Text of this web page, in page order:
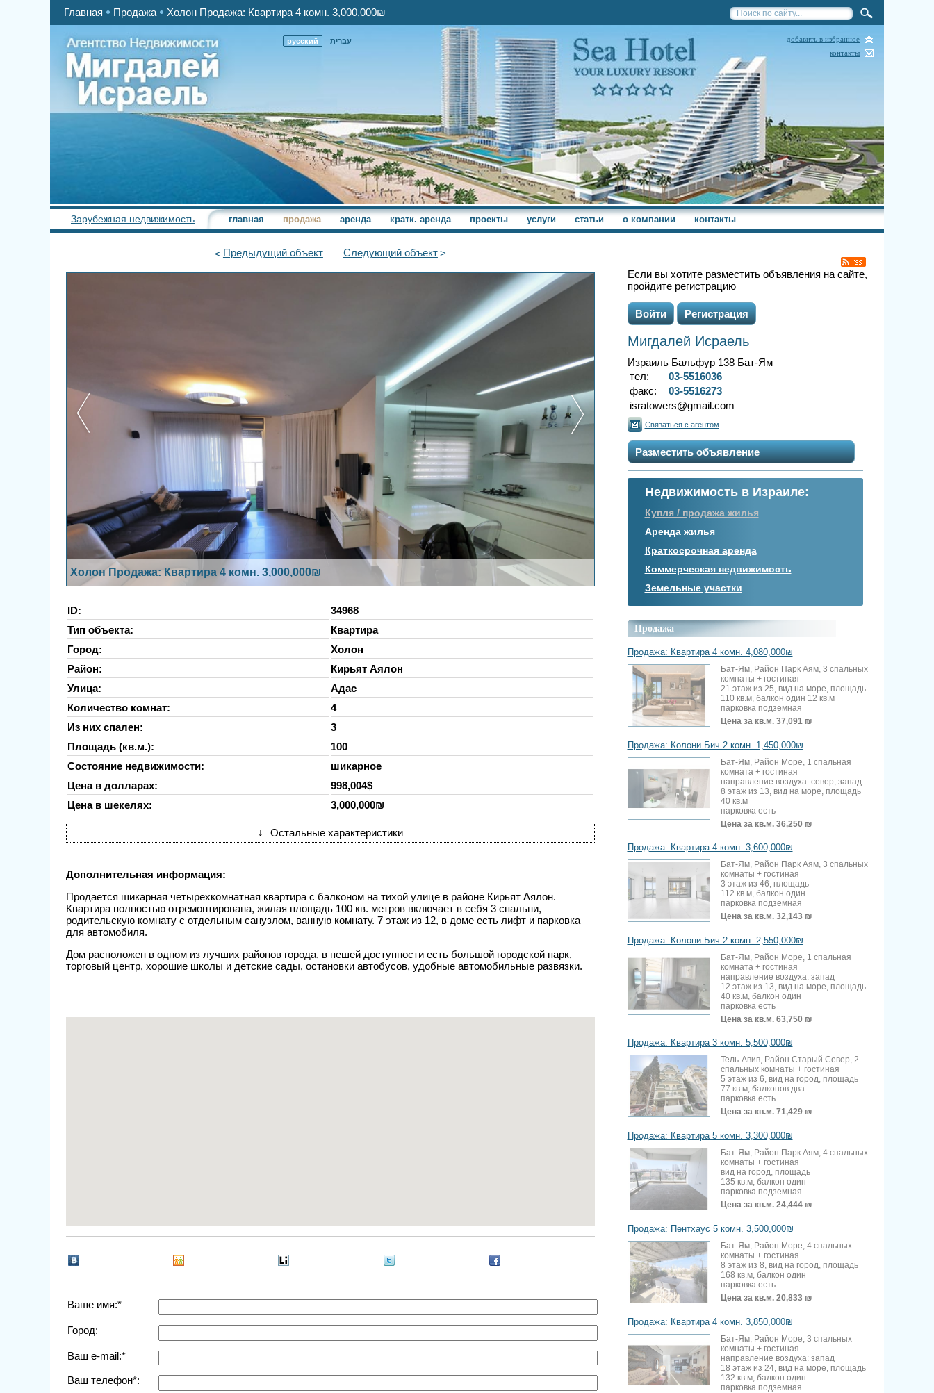
Главная Продажа Холон Продажа: Квартира 4 комн. 3,000,000₪
עברית русский
добавить в избранное
контакты
Зарубежная недвижимость главная продажа аренда кратк. аренда проекты услуги статьи о компании контакты
Предыдущийобъект Следующийобъект
Холон Продажа: Квартира 4 комн. 3,000,000₪
ID:
34968
Тип объекта:
Квартира
Город:
Холон
Район:
Кирьят Аялон
Улица:
Адас
Количество комнат:
4
Из них спален:
3
Площадь (кв.м.):
100
Состояние недвижимости:
шикарное
Цена в долларах:
998,004$
Цена в шекелях:
3,000,000₪
↓ Остальные характеристики
Дополнительная информация:
Продается шикарная четырехкомнатная квартира с балконом на тихой улице в районе Кирьят Аялон.
Квартира полностью отремонтирована, жилая площадь 100 кв. метров включает в себя 3 спальни,
родительскую комнату с отдельным санузлом, ванную комнату. 7 этаж из 12, в доме есть лифт и парковка
для автомобиля.
Дом расположен в одном из лучших районов города, в пешей доступности есть большой городской парк,
торговый центр, хорошие школы и детские сады, остановки автобусов, удобные автомобильные развязки.
Ваше имя:*
Город:
Ваш e-mail:*
Ваш телефон*:
Если вы хотите разместить объявления на сайте,
пройдите регистрацию
Войти Регистрация
Мигдалей Исраель
Израиль Бальфур 138 Бат-Ям
тел:
03-5516036
факс:
03-5516273
isratowers@gmail.com
Связаться с агентом
Разместить объявление
Недвижимость в Израиле:
Купля / продажа жилья
Аренда жилья
Краткосрочная аренда
Коммерческая недвижимость
Земельные участки
Продажа
Продажа: Квартира 4 комн. 4,080,000₪
Бат-Ям, Район Парк Аям, 3 спальных
комнаты + гостиная
21 этаж из 25, вид на море, площадь
110 кв.м, балкон один 12 кв.м
парковка подземная
Цена за кв.м. 37,091 ₪
Продажа: Колони Бич 2 комн. 1,450,000₪
Бат-Ям, Район Море, 1 спальная
комната + гостиная
направление воздуха: север, запад
8 этаж из 13, вид на море, площадь
40 кв.м
парковка есть
Цена за кв.м. 36,250 ₪
Продажа: Квартира 4 комн. 3,600,000₪
Бат-Ям, Район Парк Аям, 3 спальных
комнаты + гостиная
3 этаж из 46, площадь
112 кв.м, балкон один
парковка подземная
Цена за кв.м. 32,143 ₪
Продажа: Колони Бич 2 комн. 2,550,000₪
Бат-Ям, Район Море, 1 спальная
комната + гостиная
направление воздуха: запад
12 этаж из 13, вид на море, площадь
40 кв.м, балкон один
парковка есть
Цена за кв.м. 63,750 ₪
Продажа: Квартира 3 комн. 5,500,000₪
Тель-Авив, Район Старый Север, 2
спальных комнаты + гостиная
5 этаж из 6, вид на город, площадь
77 кв.м, балконов два
парковка есть
Цена за кв.м. 71,429 ₪
Продажа: Квартира 5 комн. 3,300,000₪
Бат-Ям, Район Парк Аям, 4 спальных
комнаты + гостиная
вид на город, площадь
135 кв.м, балкон один
парковка подземная
Цена за кв.м. 24,444 ₪
Продажа: Пентхаус 5 комн. 3,500,000₪
Бат-Ям, Район Море, 4 спальных
комнаты + гостиная
8 этаж из 8, вид на город, площадь
168 кв.м, балкон один
парковка есть
Цена за кв.м. 20,833 ₪
Продажа: Квартира 4 комн. 3,850,000₪
Бат-Ям, Район Море, 3 спальных
комнаты + гостиная
направление воздуха: запад
18 этаж из 24, вид на море, площадь
132 кв.м, балкон один
парковка подземная